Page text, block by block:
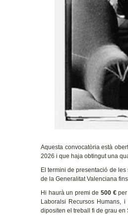
Aquesta convocatòria està
2026 i que haja obtingut una
El termini de presentació de
de la Generalitat Valenciana
Hi haurà un premi de 500 €per
Laboralsi Recursos Humans,
dipositen el treball fi de grau en